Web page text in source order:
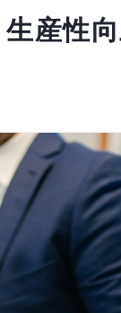
産性